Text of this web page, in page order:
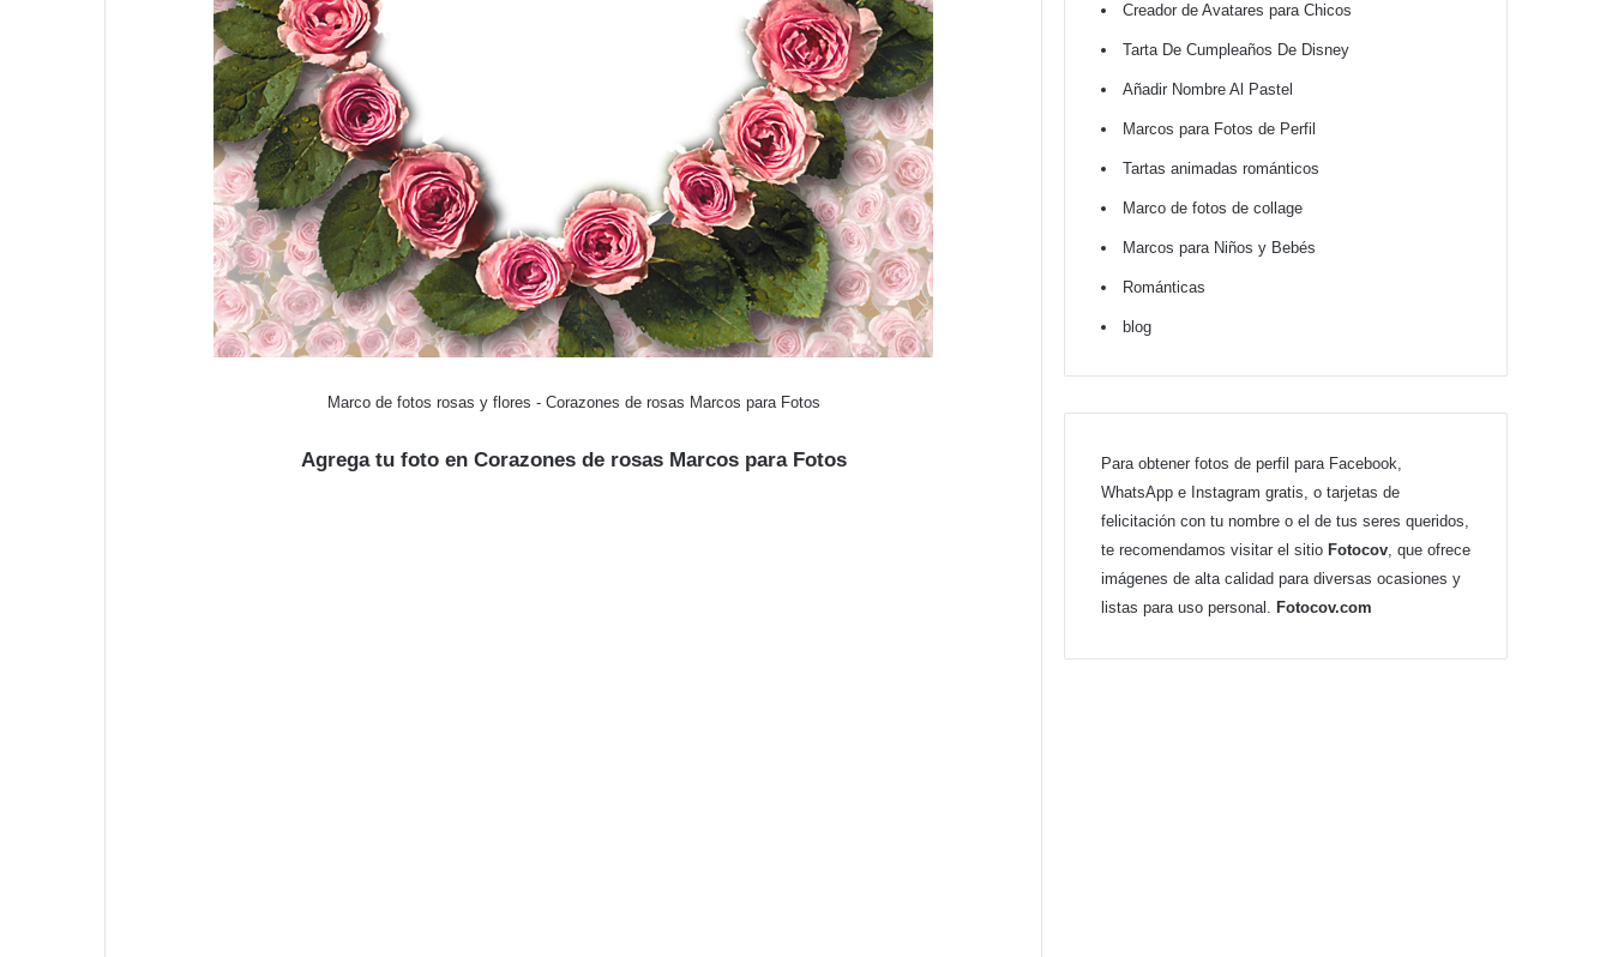
Marco de fotos rosas y flores - Corazones de rosas Marcos para Fotos
Agrega tu foto en Corazones de rosas Marcos para Fotos
Creador de Avatares para Chicos
Tarta De Cumpleaños De Disney
Añadir Nombre Al Pastel
Marcos para Fotos de Perfil
Tartas animadas románticos
Marco de fotos de collage
Marcos para Niños y Bebés
Románticas
blog
Para obtener fotos de perfil para Facebook,
WhatsApp e Instagram gratis, o tarjetas de
felicitación con tu nombre o el de tus seres queridos,
te recomendamos visitar el sitio Fotocov, que ofrece
imágenes de alta calidad para diversas ocasiones y
listas para uso personal. Fotocov.com